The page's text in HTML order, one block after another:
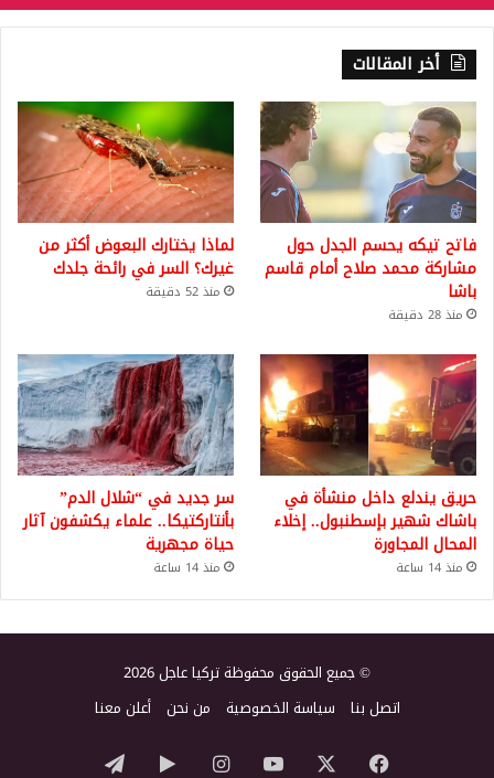
أخر المقالات
فاتح تيكه يحسم الجدل حول
مشاركة محمد صلاح أمام قاسم
باشا
منذ 28 دقيقة
لماذا يختارك البعوض أكثر من
غيرك؟ السر في رائحة جلدك
منذ 52 دقيقة
حريق يندلع داخل منشأة في
باشاك شهير بإسطنبول.. إخلاء
المحال المجاورة
منذ 14 ساعة
سر جديد في “شلال الدم”
بأنتاركتيكا.. علماء يكشفون آثار
حياة مجهرية
منذ 14 ساعة
© جميع الحقوق محفوظة تركيا عاجل 2026
اتصل بنا سياسة الخصوصية من نحن أعلن معنا
فيسبوك ‫YouTubeانستقرام‏Googleتيلقرام